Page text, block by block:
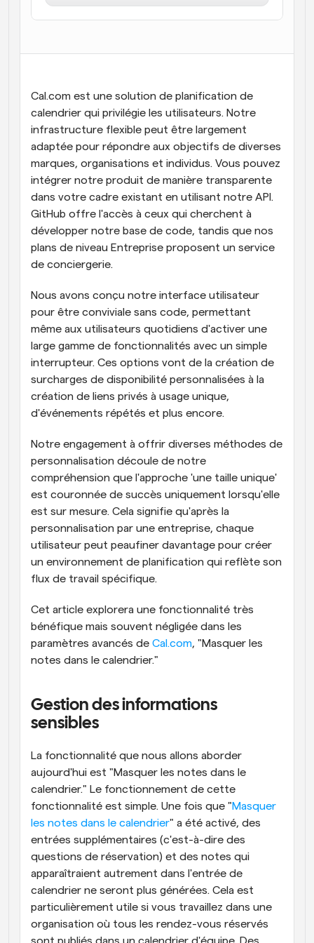
alimentés par l'IA
Flux de travail
jour
Réunions instantanées
Rencontrez des clients en quelques minutes
Liens de groupe dynamique
Réservez facilement des réunions avec plusieurs
personnes
Webhooks
Soyez informé lorsque quelque chose se passe
Cal.com est une solution de planification de
calendrier qui privilégie les utilisateurs. Notre
infrastructure flexible peut être largement
adaptée pour répondre aux objectifs de diverses
marques, organisations et individus. Vous pouvez
intégrer notre produit de manière transparente
dans votre cadre existant en utilisant notre API.
GitHub offre l'accès à ceux qui cherchent à
développer notre base de code, tandis que nos
plans de niveau Entreprise proposent un service
de conciergerie.
Nous avons conçu notre interface utilisateur
pour être conviviale sans code, permettant
même aux utilisateurs quotidiens d'activer une
large gamme de fonctionnalités avec un simple
interrupteur. Ces options vont de la création de
surcharges de disponibilité personnalisées à la
création de liens privés à usage unique,
d'événements répétés et plus encore.
Notre engagement à offrir diverses méthodes de
personnalisation découle de notre
compréhension que l'approche 'une taille unique'
est couronnée de succès uniquement lorsqu'elle
est sur mesure. Cela signifie qu'après la
personnalisation par une entreprise, chaque
utilisateur peut peaufiner davantage pour créer
un environnement de planification qui reflète son
flux de travail spécifique.
Cet article explorera une fonctionnalité très
bénéfique mais souvent négligée dans les
paramètres avancés de Cal.com, "Masquer les
notes dans le calendrier."
Gestion des informations
sensibles
La fonctionnalité que nous allons aborder
aujourd'hui est "Masquer les notes dans le
calendrier." Le fonctionnement de cette
fonctionnalité est simple. Une fois que "Masquer
les notes dans le calendrier" a été activé, des
entrées supplémentaires (c'est-à-dire des
questions de réservation) et des notes qui
apparaîtraient autrement dans l'entrée de
calendrier ne seront plus générées. Cela est
particulièrement utile si vous travaillez dans une
organisation où tous les rendez-vous réservés